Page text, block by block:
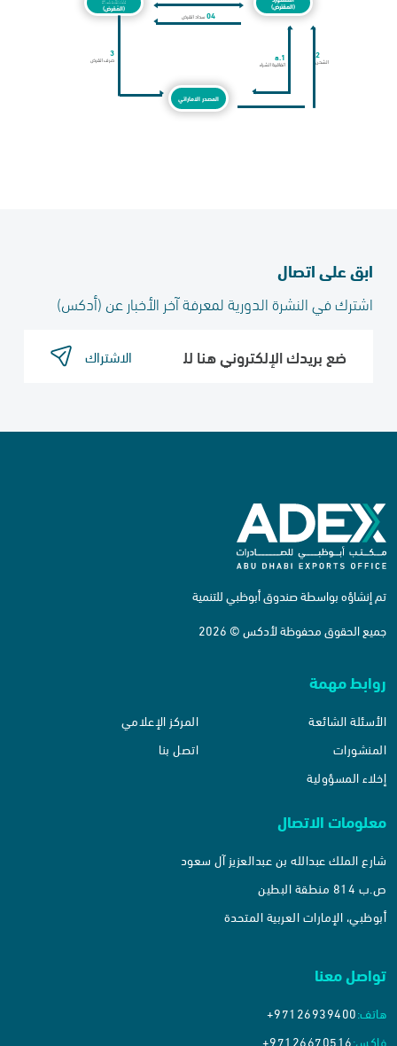
(المقترض)
(المُقرض)
المصدر الاماراتي
04سداد القرض
2
الشحن 1.a
اتفاقية الشراء
3
صرف القرض
ابق على اتصال
اشترك في النشرة الدورية لمعرفة آخر الأخبار عن (أدكس)​
الاشتراك
تم إنشاؤه بواسطة صندوق أبوظبي للتنمية
جميع الحقوق محفوظة لأدكس © 2026
روابط مهمة
الأسئلة الشائعة
المركز الإعلامي
المنشورات
اتصل بنا
إخلاء المسؤولية
معلومات الاتصال
شارع الملك عبدالله بن عبدالعزيز آل سعود
ص.ب 814 منطقة البطين
أبوظبي، الإمارات العربية المتحدة
تواصل معنا
هاتف:+97126939400
فاكس:+97126670516